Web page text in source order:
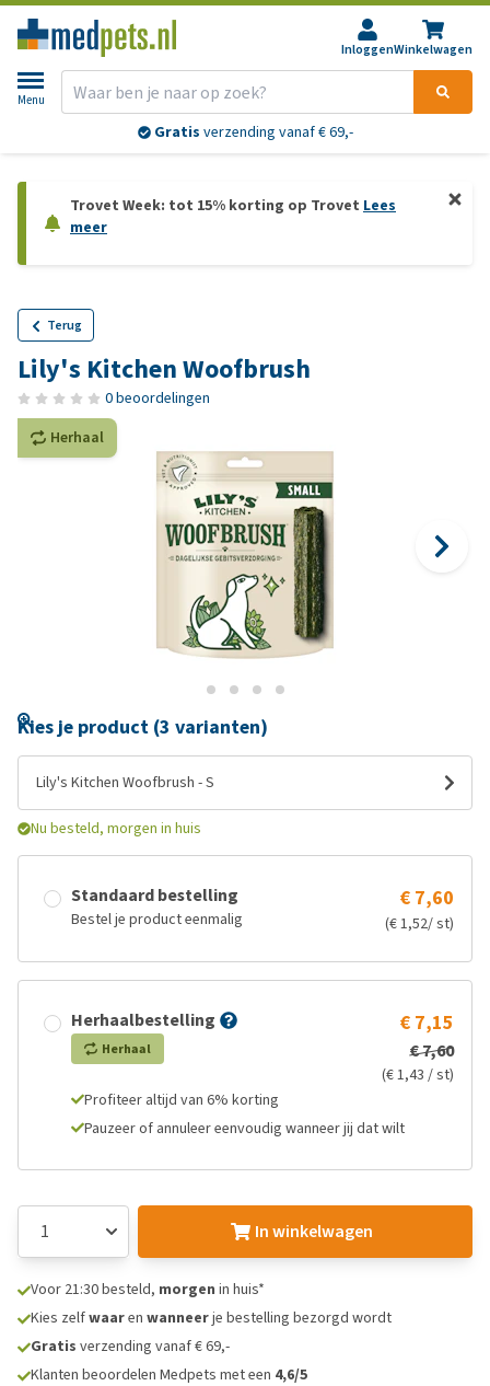
InloggenWinkelwagen
Menu
Gratis verzending vanaf € 69,-
Trovet Week: tot 15% korting op Trovet Lees
meer
Terug
Lily's Kitchen Woofbrush
0 beoordelingen
Herhaal
Kies je product (3 varianten)
Lily's Kitchen Woofbrush - S
Nu besteld, morgen in huis
Standaard bestelling
Bestel je product eenmalig
€ 7,60
(€ 1,52/ st)
Herhaalbestelling
Herhaal
€ 7,15
€ 7,60
(€ 1,43 / st)
Profiteer altijd van 6% korting
Pauzeer of annuleer eenvoudig wanneer jij dat wilt
In winkelwagen
Voor 21:30 besteld, morgen in huis*
Kies zelfwaaren wanneerje bestelling bezorgd wordt
Gratis verzending vanaf € 69,-
Klanten beoordelen Medpets met een 4,6/5